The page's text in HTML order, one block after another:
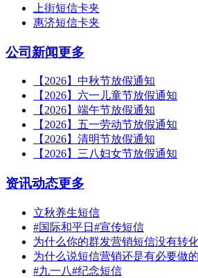
上街短信卡夹
惠济短信卡夹
公司新闻更多
【2026】中秋节放假通知
【2026】六一儿童节放假通知
【2026】端午节放假通知
【2026】五一劳动节放假通知
【2026】清明节放假通知
【2026】三八妇女节放假通知
资讯动态更多
立秋养生短信
#国际和平日#宣传短信
为什么你的群发营销短信没有转
为什么说短信营销还是有必要做
#九一八#纪念短信